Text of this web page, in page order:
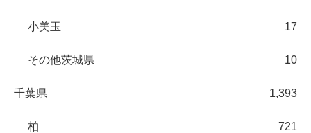
小美玉 17
その他茨城県 10
千葉県 1,393
柏 721